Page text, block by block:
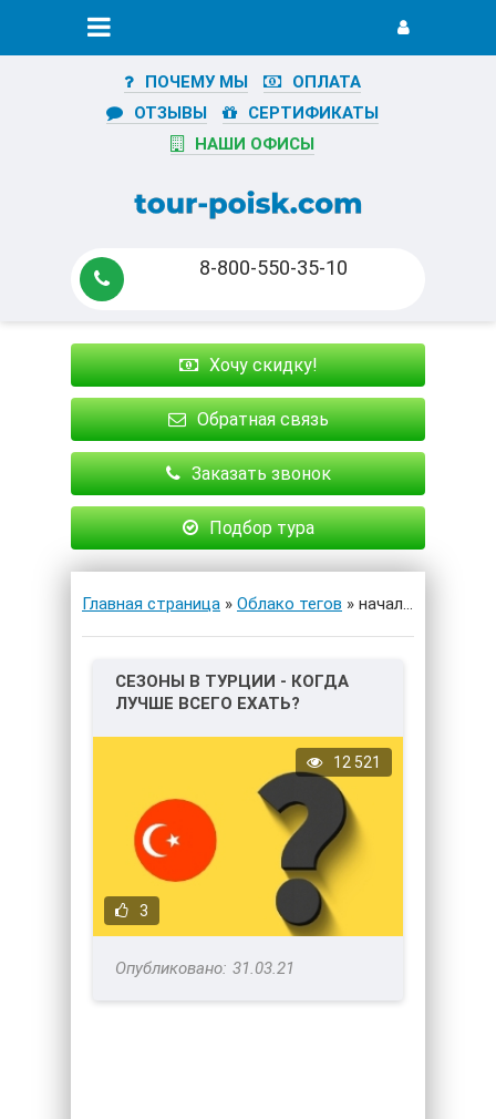
ПОЧЕМУ МЫ
ОПЛАТА
ОТЗЫВЫ
СЕРТИФИКАТЫ
НАШИ ОФИСЫ
8-800-550-35-10
Хочу скидку!
Обратная связь
Заказать звонок
Подбор тура
Главная страница » Облако тегов » начало туристического сезона
СЕЗОНЫ В ТУРЦИИ - КОГДА
ЛУЧШЕ ВСЕГО ЕХАТЬ?
3
12 521
31.03.21